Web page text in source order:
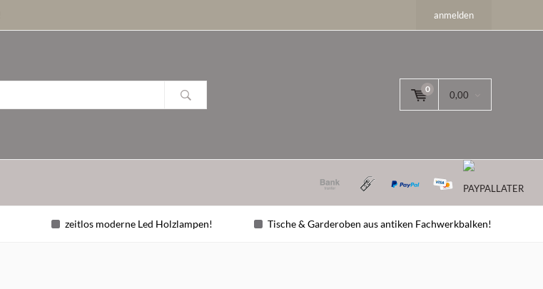
anmelden
0
0,00
zeitlos moderne Led Holzlampen! Tische & Garderoben aus antiken Fachwerkbalken!